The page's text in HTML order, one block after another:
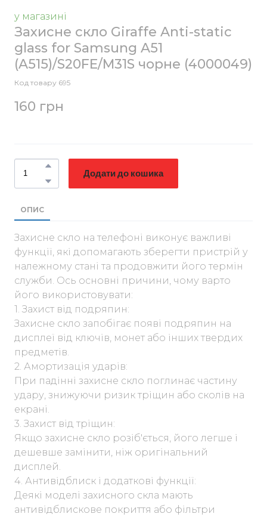
у магазині
Захисне скло Giraffe Anti-static
glass for Samsung A51
(A515)/S20FE/M31S чорне (4000049)
Код товару 695
160 грн
Додати до кошика
ОПИС
Захисне скло на телефоні виконує важливі
функції, які допомагають зберегти пристрій у
належному стані та продовжити його термін
служби. Ось основні причини, чому варто
його використовувати:
1. Захист від подряпин:
Захисне скло запобігає появі подряпин на
дисплеї від ключів, монет або інших твердих
предметів.
2. Амортизація ударів:
При падінні захисне скло поглинає частину
удару, знижуючи ризик тріщин або сколів на
екрані.
3. Захист від тріщин:
Якщо захисне скло розіб'ється, його легше і
дешевше замінити, ніж оригінальний
дисплей.
4. Антивідблиск і додаткові функції:
Деякі моделі захисного скла мають
антивідблискове покриття або фільтри